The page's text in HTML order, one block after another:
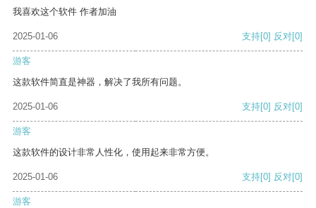
我喜欢这个软件 作者加油
2025-01-06 支持[0] 反对[0]
游客
这款软件简直是神器，解决了我所有问题。
2025-01-06 支持[0] 反对[0]
游客
这款软件的设计非常人性化，使用起来非常方便。
2025-01-06 支持[0] 反对[0]
游客